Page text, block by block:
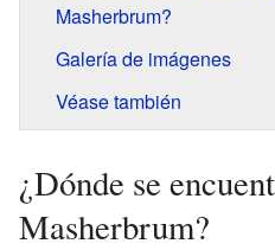
Masherbrum?
Galería de imágenes
Véase también
¿Dónde se
Masherbrum?